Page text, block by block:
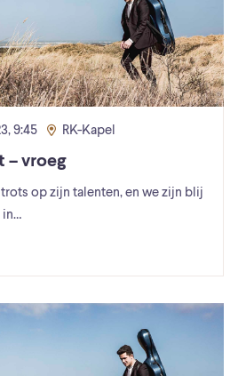
9:45 RK-Kapel
vroeg
op zijn talenten, en we zijn blij
in…